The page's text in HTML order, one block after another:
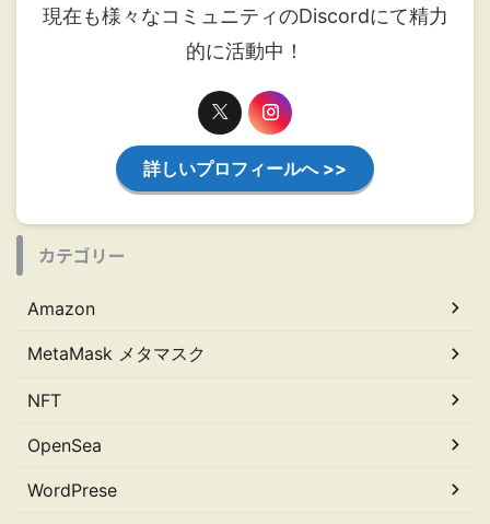
現在も様々なコミュニティのDiscordにて精力
的に活動中！
詳しいプロフィールへ >>
カテゴリー
Amazon
MetaMask メタマスク
NFT
OpenSea
WordPrese